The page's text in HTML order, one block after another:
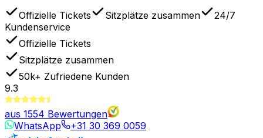
Offizielle Tickets Sitzplätze zusammen
24/7
Kundenservice
Offizielle Tickets
Sitzplätze zusammen
50k+ Zufriedene Kunden
9.3
aus 1554 Bewertungen
WhatsApp
+31 30 369 0059